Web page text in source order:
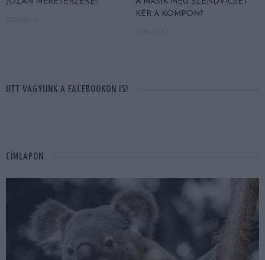
JÓZAN MÉRETÉRZÉKET
A MÁSIK MEG SZENDVICSET
KÉR A KOMPON?
OTT VAGYUNK A FACEBOOKON IS!
CÍMLAPON